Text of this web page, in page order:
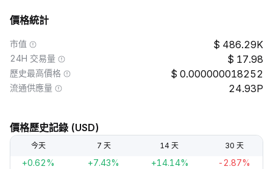
價格統計
市值 486.29K
24H 交易量 17.98
歷史最高價格 0.000000018252
流通供應量 24.93P
價格歷史記錄 (USD)
今天 7 天 14 天 30 天
+0.62% +7.43% +14.14% -2.87%